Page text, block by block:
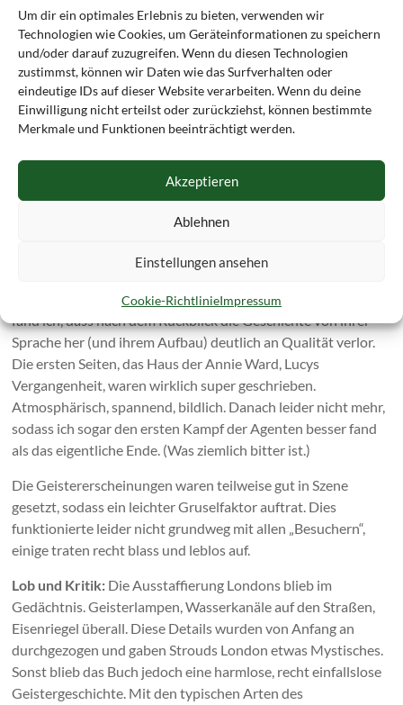
Um dir ein optimales Erlebnis zu bieten, verwenden wir
Technologien wie Cookies, um Geräteinformationen zu speichern
und/oder darauf zuzugreifen. Wenn du diesen Technologien
zustimmst, können wir Daten wie das Surfverhalten oder
eindeutige IDs auf dieser Website verarbeiten. Wenn du deine
Einwilligung nicht erteilst oder zurückziehst, können bestimmte
Merkmale und Funktionen beeinträchtigt werden.
Akzeptieren
Ablehnen
Einstellungen ansehen
Cookie-RichtlinieImpressum
Spinnweben stapft oder auch durch ein Fenster stürzt, würde
im Minirock arbeiten?
Sprachlich zeichneten sich die drei zwar aus, besonders
Lockwood und George, doch nachdem ich von allen Seiten
gehört hatte, wie sarkastisch „Bartimäus“ geschrieben sein
soll, war ich von den drei Agenten enttäuscht. Sie stichelten
freundlich miteinander um.
Ich weiß, man kann nicht alles neu erfinden an Figuren, aber
Durchwachsen. Es gab Passagen, die lasen sich sehr
Andere wiederum lasen sich holprig und nüchtern. Schade
fand ich, dass nach dem Rückblick die Geschichte von ihrer
Sprache her (und ihrem Aufbau) deutlich an Qualität verlor.
Die ersten Seiten, das Haus der Annie Ward, Lucys
Vergangenheit, waren wirklich super geschrieben.
Atmosphärisch, spannend, bildlich. Danach leider nicht mehr,
sodass ich sogar den ersten Kampf der Agenten besser fand
als das eigentliche Ende. (Was ziemlich bitter ist.)
Die Geistererscheinungen waren teilweise gut in Szene
gesetzt, sodass ein leichter Gruselfaktor auftrat. Dies
funktionierte leider nicht grundweg mit allen „Besuchern“,
einige traten recht blass und leblos auf.
Lob und Kritik: Die Ausstaffierung Londons blieb im
Gedächtnis. Geisterlampen, Wasserkanäle auf den Straßen,
Eisenriegel überall. Diese Details wurden von Anfang an
durchgezogen und gaben Strouds London etwas Mystisches.
Sonst blieb das Buch jedoch eine harmlose, recht einfallslose
Geistergeschichte. Mit den typischen Arten des